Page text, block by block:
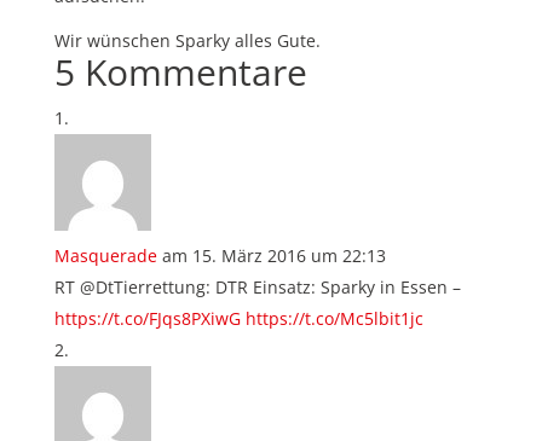
Wir wünschen Sparky alles Gute.
5 Kommentare
Masquerade am 15. März 2016 um 22:13
RT @DtTierrettung: DTR Einsatz: Sparky in Essen –
https://t.co/FJqs8PXiwG https://t.co/Mc5lbit1jc